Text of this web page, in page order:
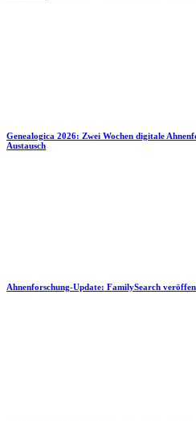
Genealogica 2026: Zwei Wochen digitale
Austausch
Ahnenforschung-Update: FamilySearch